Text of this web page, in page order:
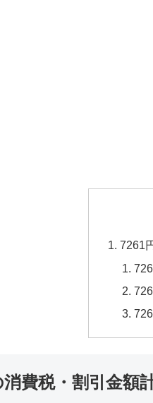
7261
消費税・割引金額